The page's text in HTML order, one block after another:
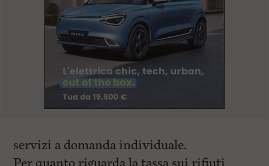
servizi a domanda individuale.